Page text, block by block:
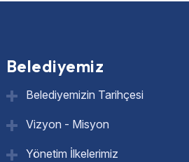
Belediyemiz
Belediyemizin Tarihçesi
Vizyon - Misyon
Yönetim İlkelerimiz